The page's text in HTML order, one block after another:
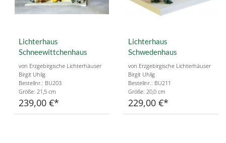
Lichterhaus
Schneewittchenhaus
von Erzgebirgische Lichterhäuser
Birgit Uhlig
Bestellnr.: BU203
Größe: 21,5 cm
239,00 €
Lichterhaus
Schwedenhaus
von Erzgebirgische Lichterhäuser
Birgit Uhlig
Bestellnr.: BU211
Größe: 20,0 cm
229,00 €